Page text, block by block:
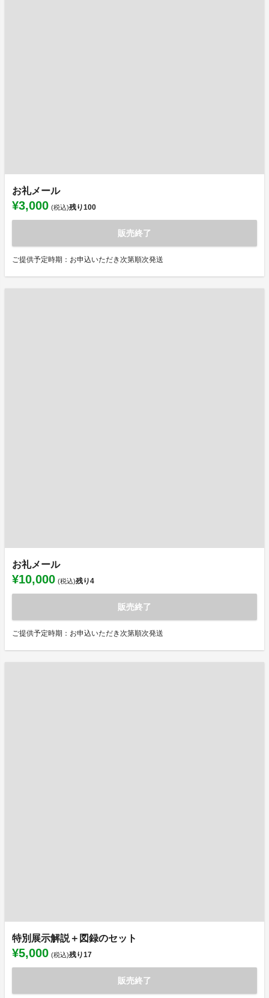
お礼メール
¥3,000 (税込)残り100
販売終了
ご提供予定時期：お申込いただき次第順次発送
お礼メール
¥10,000 (税込)残り4
販売終了
ご提供予定時期：お申込いただき次第順次発送
特別展示解説＋図録のセット
¥5,000 (税込)残り17
販売終了